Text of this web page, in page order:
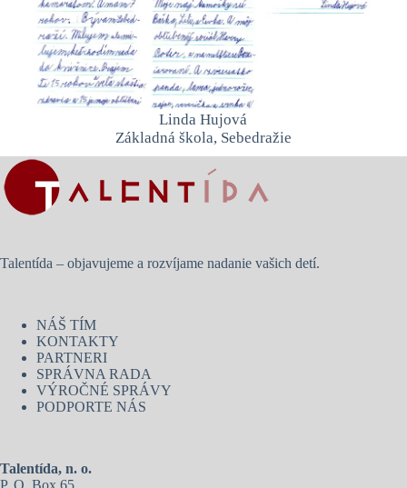
Linda Hujová
Základná škola, Sebedražie
Talentída – objavujeme a rozvíjame nadanie vašich detí.
NÁŠ TÍM
KONTAKTY
PARTNERI
SPRÁVNA RADA
VÝROČNÉ SPRÁVY
PODPORTE NÁS
Talentída, n. o.